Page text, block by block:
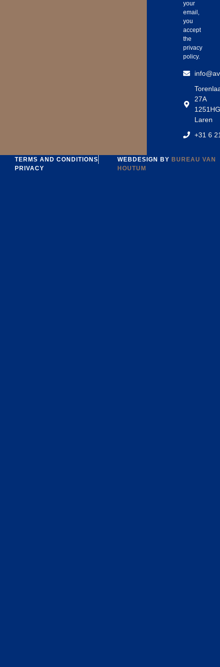
your
email,
you
accept
the
privacy
policy.
27A
1251HG
Laren
‪+31 6
TERMS AND CONDITIONS
PRIVACY
WEBDESIGN BY BUREAU VAN
HOUTUM